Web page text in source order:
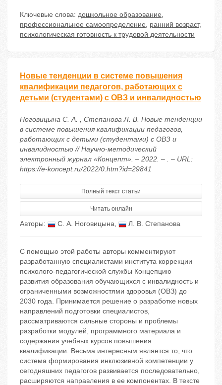
Ключевые слова: дошкольное образование,
профессиональное самоопределение, ранний возраст,
психологическая готовность к трудовой деятельности
Новые тенденции в системе повышения
квалификации педагогов, работающих с
детьми (студентами) с ОВЗ и инвалидностью
Ноговицына С. А. , Степанова Л. В. Новые тенденции
в системе повышения квалификации педагогов,
работающих с детьми (студентами) с ОВЗ и
инвалидностью // Научно-методический
электронный журнал «Концепт». – 2022. – . – URL:
https://e-koncept.ru/2022/0.htm?id=29841
Полный текст статьи
Читать онлайн
Авторы: С. А. Ноговицына, Л. В. Степанова
С помощью этой работы авторы комментируют
разработанную специалистами института коррекции
психолого-педагогической службы Концепцию
развития образования обучающихся с инвалидность и
ограниченными возможностями здоровья (ОВЗ) до
2030 года. Принимается решение о разработке новых
направлений подготовки специалистов,
рассматриваются сильные стороны и проблемы
разработки модулей, программного материала и
содержания учебных курсов повышения
квалификации. Весьма интересным является то, что
система формирования инклюзивной компетенции у
сегодняшних педагогов развивается последовательно,
расширяются направления в ее компонентах. В тексте